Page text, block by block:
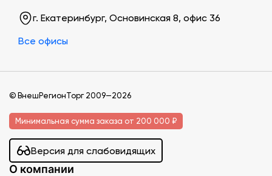
г. Екатеринбург, Основинская 8, офис 36
Все офисы
© ВнешРегионТорг 2009—2026
Минимальная сумма заказа от 200 000 ₽
Версия для слабовидящих
О компании